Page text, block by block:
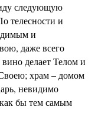
следующую
телесности и
и
даже всего
вино делает Телом и
храм – домом
невидимо
бы тем самым